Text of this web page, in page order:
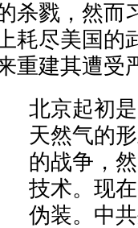
杀戮，然而
耗尽美国的
重建其遭受
北京起初
天然气的
的战争，
技术。现
伪装。中